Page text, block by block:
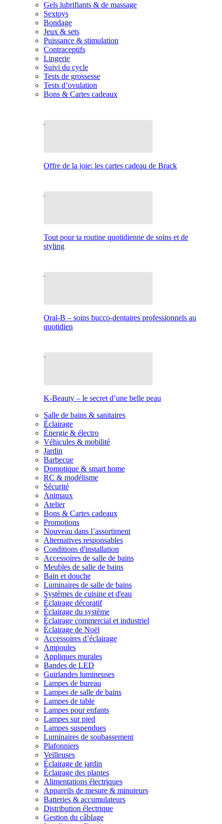
Gels lubrifiants & de massage
Sextoys
Bondage
Jeux & sets
Puissance & stimulation
Contraceptifs
Lingerie
Suivi du cycle
Tests de grossesse
Tests d’ovulation
Bons & Cartes cadeaux
Offre de la joie: les cartes cadeau de Brack
Tout pour ta routine quotidienne de soins et de
styling
Oral-B – soins bucco-dentaires professionnels au
quotidien
K-Beauty – le secret d’une belle peau
Salle de bains & sanitaires
Éclairage
Énergie & électro
Véhicules & mobilité
Jardin
Barbecue
Domotique & smart home
RC & modélisme
Sécurité
Animaux
Atelier
Bons & Cartes cadeaux
Promotions
Nouveau dans l’assortiment
Alternatives responsables
Conditions d'installation
Accessoires de salle de bains
Meubles de salle de bains
Bain et douche
Luminaires de salle de bains
Systèmes de cuisine et d'eau
Éclairage décoratif
Éclairage du système
Éclairage commercial et industriel
Éclairage de Noël
Accessoires d’éclairage
Ampoules
Appliques murales
Bandes de LED
Guirlandes lumineuses
Lampes de bureau
Lampes de salle de bains
Lampes de table
Lampes pour enfants
Lampes sur pied
Lampes suspendues
Luminaires de soubassement
Plafonniers
Veilleuses
Éclairage de jardin
Éclairage des plantes
Alimentations électriques
Appareils de mesure & minuteurs
Batteries & accumulateurs
Distribution électrique
Gestion du câblage